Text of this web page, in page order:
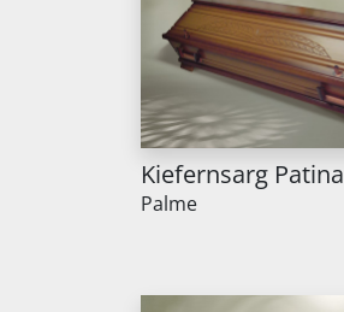
Kiefernsarg Patina
Palme